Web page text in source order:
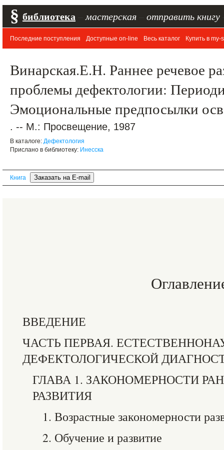
§ библиотека мастерская отправить книгу
Последние поступления Доступные on-line Весь каталог Купить в my-
Винарская.Е.Н. Раннее речевое
проблемы дефектологии:
Эмоциональные предпосылки
. -- М.: Просвещение, 1987
В каталоге: Дефектология
Прислано в библиотеку: Инесска
Книга
ВВЕДЕНИЕ
ЧАСТЬ ПЕРВАЯ.
ДЕФЕКТОЛОГИЧЕСКОЙ
ГЛАВА 1. ЗАКОНОМЕРНОСТИ
РАЗВИТИЯ
1. Возрастные закономерности
2. Обучение и развитие